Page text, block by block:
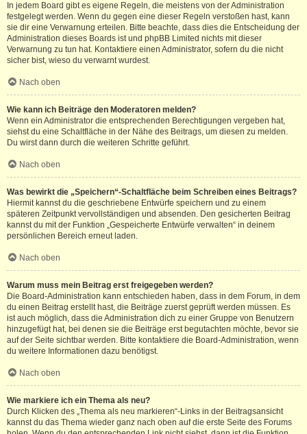
In jedem Board gibt es eigene Regeln, die meistens von der Administration
festgelegt werden. Wenn du gegen eine dieser Regeln verstoßen hast, kann
sie dir eine Verwarnung erteilen. Bitte beachte, dass dies die Entscheidung der
Administration dieses Boards ist und phpBB Limited nichts mit dieser
Verwarnung zu tun hat. Kontaktiere einen Administrator, sofern du die nicht
sicher bist, wieso du verwarnt wurdest.
Nach oben
Wie kann ich Beiträge den Moderatoren melden?
Wenn ein Administrator die entsprechenden Berechtigungen vergeben hat,
siehst du eine Schaltfläche in der Nähe des Beitrags, um diesen zu melden.
Du wirst dann durch die weiteren Schritte geführt.
Nach oben
Was bewirkt die „Speichern“-Schaltfläche beim Schreiben eines Beitrags?
Hiermit kannst du die geschriebene Entwürfe speichern und zu einem
späteren Zeitpunkt vervollständigen und absenden. Den gesicherten Beitrag
kannst du mit der Funktion „Gespeicherte Entwürfe verwalten“ in deinem
persönlichen Bereich erneut laden.
Nach oben
Warum muss mein Beitrag erst freigegeben werden?
Die Board-Administration kann entschieden haben, dass in dem Forum, in dem
du einen Beitrag erstellt hast, die Beiträge zuerst geprüft werden müssen. Es
ist auch möglich, dass die Administration dich zu einer Gruppe von Benutzern
hinzugefügt hat, bei denen sie die Beiträge erst begutachten möchte, bevor sie
auf der Seite sichtbar werden. Bitte kontaktiere die Board-Administration, wenn
du weitere Informationen dazu benötigst.
Nach oben
Wie markiere ich ein Thema als neu?
Durch Klicken des „Thema als neu markieren“-Links in der Beitragsansicht
kannst du das Thema wieder ganz nach oben auf die erste Seite des Forums